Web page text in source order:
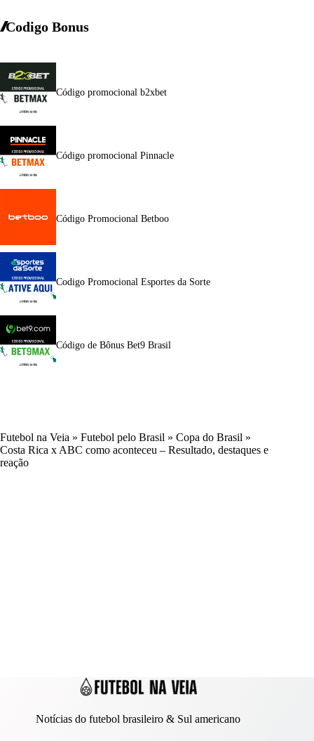
Codigo Bonus
Código promocional b2xbet
Código promocional Pinnacle
Código Promocional Betboo
Codigo Promocional Esportes da Sorte
Código de Bônus Bet9 Brasil
Futebol na Veia » Futebol pelo Brasil » Copa do Brasil »
Costa Rica x ABC como aconteceu – Resultado, destaques e
reação
Notícias do futebol brasileiro & Sul americano